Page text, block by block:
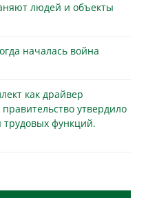
людей и объекты
началась война
как драйвер
утвердило
функций.